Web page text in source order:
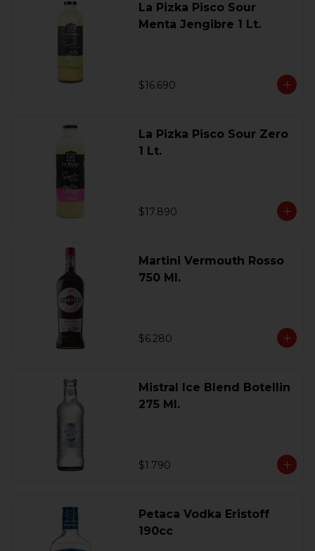
La Pizka Pisco Sour
Menta Jengibre 1 Lt.
$16.690
La Pizka Pisco Sour Zero
1 Lt.
$17.890
Martini Vermouth Rosso
750 Ml.
$6.280
Mistral Ice Blend Botellin
275 Ml.
$1.790
Petaca Vodka Eristoff
190cc